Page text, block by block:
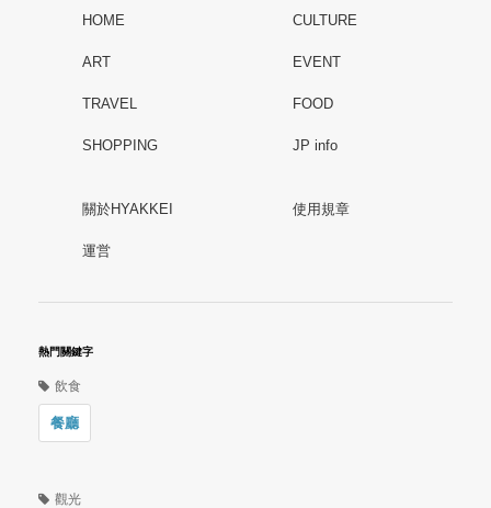
HOME CULTURE
ART EVENT
TRAVEL FOOD
SHOPPING JP info
關於HYAKKEI 使用規章
運営
熱門關鍵字
飲食
餐廳
觀光